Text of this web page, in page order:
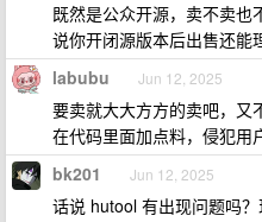
既然是公众开源，卖不卖也
说你开闭源版本后出售还能
labubu Jun 12, 2025
要卖就大大方方的卖吧，又
在代码里面加点料，侵犯用
bk201 Jun 12, 2025
话说 hutool 有出现问题吗